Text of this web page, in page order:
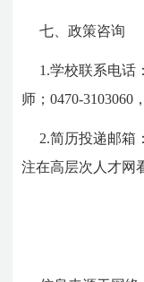
七、政策咨询
1.学校联系电话
师；0470-3103060
2.简历投递邮箱
注在高层次人才网